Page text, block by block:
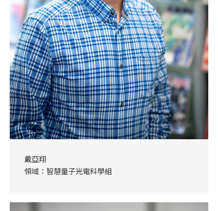
戴亞翔
領域：智慧量子光電科學組